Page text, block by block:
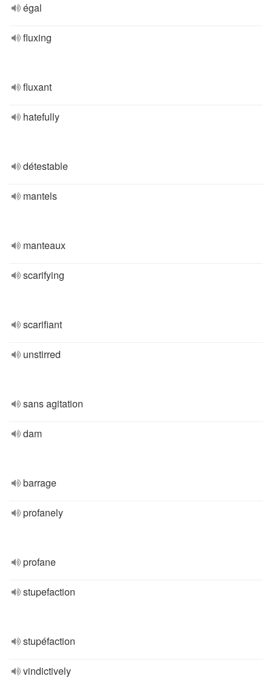
égal
fluxing
fluxant
hatefully
détestable
mantels
manteaux
scarifying
scarifiant
unstirred
sans agitation
dam
barrage
profanely
profane
stupefaction
stupéfaction
vindictively